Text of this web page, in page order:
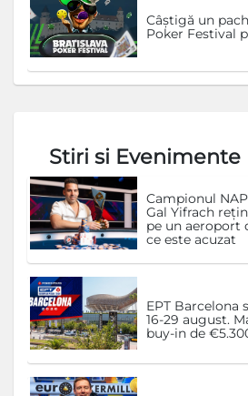
Câștigă un
Poker Festival
Stiri si Evenimente
Campionul
Gal Yifrach
pe un aeroport
ce este acuzat
EPT Barcelona
16-29 august.
buy-in de